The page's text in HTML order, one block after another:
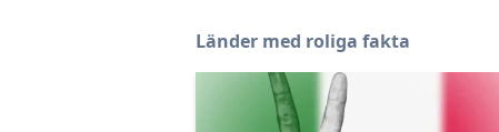
Länder med roliga fakta